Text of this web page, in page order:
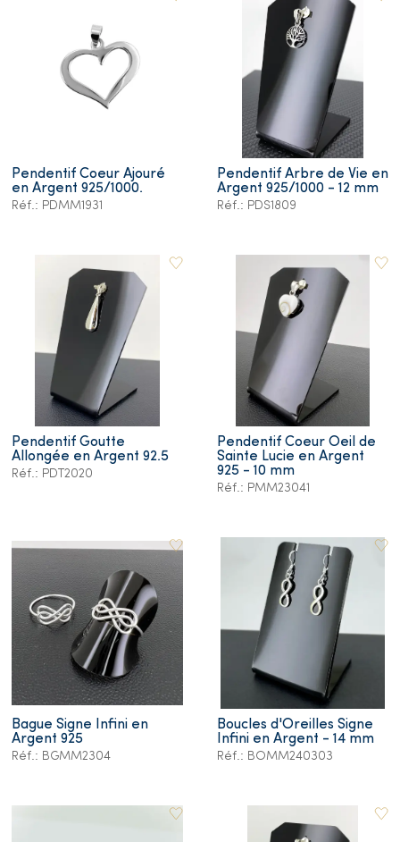
Pendentif Coeur Ajouré
en Argent 925/1000.
Réf.: PDMM1931
Pendentif Arbre de Vie en
Argent 925/1000 - 12 mm
Réf.: PDS1809
Pendentif Goutte
Allongée en Argent 92.5
Réf.: PDT2020
Pendentif Coeur Oeil de
Sainte Lucie en Argent
925 - 10 mm
Réf.: PMM23041
Bague Signe Infini en
Argent 925
Réf.: BGMM2304
Boucles d'Oreilles Signe
Infini en Argent - 14 mm
Réf.: BOMM240303